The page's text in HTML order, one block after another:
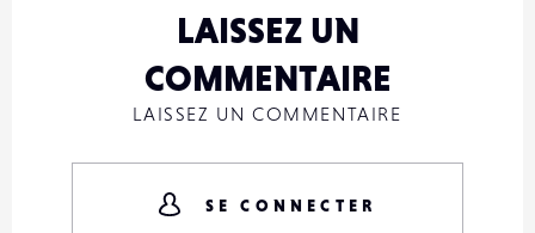
LAISSEZ UN
COMMENTAIRE
LAISSEZ UN COMMENTAIRE
SE CONNECTER